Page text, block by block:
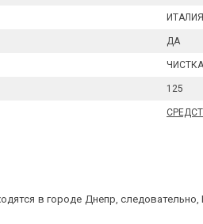
ИТАЛИЯ
ДА
125
в городе Днепр,